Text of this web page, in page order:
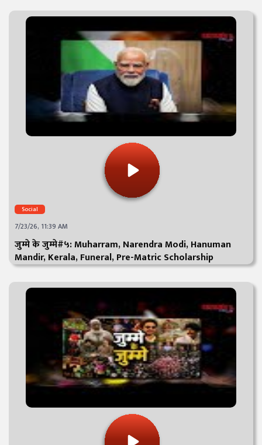
Social
7/23/26, 11:39 AM
जुम्मे के जुम्मे#५: Muharram, Narendra Modi, Hanuman
Mandir, Kerala, Funeral, Pre-Matric Scholarship